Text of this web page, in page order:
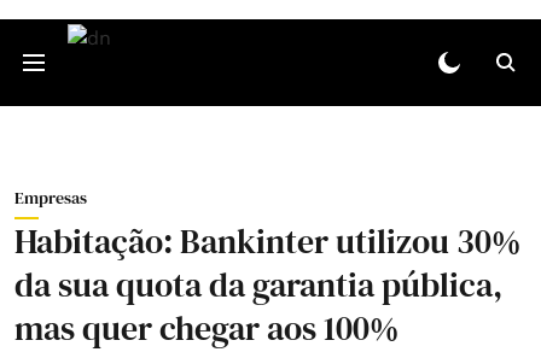
Empresas
Habitação: Bankinter utilizou 30%
da sua quota da garantia pública,
mas quer chegar aos 100%